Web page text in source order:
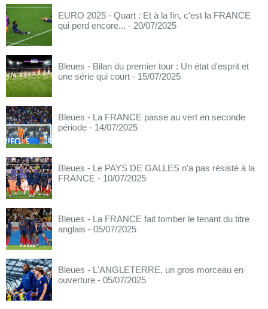
EURO 2025 - Quart : Et à la fin, c'est la FRANCE
qui perd encore... - 20/07/2025
Bleues - Bilan du premier tour : Un état d'esprit et
une série qui court - 15/07/2025
Bleues - La FRANCE passe au vert en seconde
période - 14/07/2025
Bleues - Le PAYS DE GALLES n'a pas résisté à la
FRANCE - 10/07/2025
Bleues - La FRANCE fait tomber le tenant du titre
anglais - 05/07/2025
Bleues - L'ANGLETERRE, un gros morceau en
ouverture - 05/07/2025